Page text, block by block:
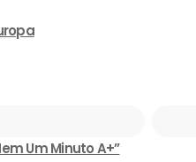
Um Minuto A+”